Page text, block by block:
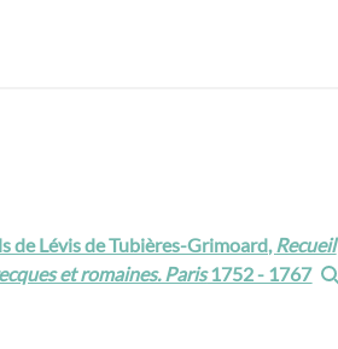
de Lévis de Tubières-Grimoard,Recueil
et romaines. Paris1752 - 1767